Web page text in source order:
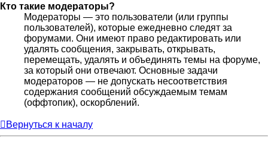
Кто такие модераторы?
Модераторы — это пользователи (или группы
пользователей), которые ежедневно следят за
форумами. Они имеют право редактировать или
удалять сообщения, закрывать, открывать,
перемещать, удалять и объединять темы на форуме,
за который они отвечают. Основные задачи
модераторов — не допускать несоответствия
содержания сообщений обсуждаемым темам
(оффтопик), оскорблений.
Вернуться к началу